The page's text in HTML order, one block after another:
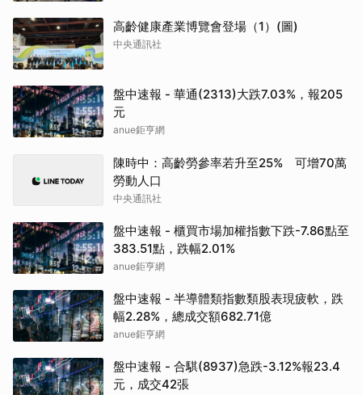
高齡健康產業博覽會登場（1）(圖)
中央通訊社
盤中速報 - 華通(2313)大跌7.03%，報205
元
anue鉅亨網
陳時中：高齡勞參率若升至25% 可增70萬
勞動人口
中央通訊社
盤中速報 - 櫃買市場加權指數下跌-7.86點至
383.51點，跌幅2.01%
anue鉅亨網
盤中速報 - 半導體類指數類股表現疲軟，跌
幅2.28%，總成交額682.71億
anue鉅亨網
盤中速報 - 合騏(8937)急跌-3.12%報23.4
元，成交42張